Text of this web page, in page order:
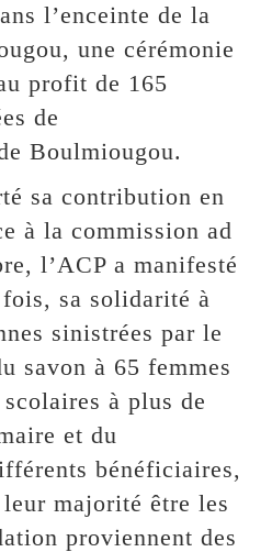
l’enceinte de la
une cérémonie
profit de 165
de
Boulmiougou.
sa contribution en
à la commission ad
l’ACP a manifesté
sa solidarité à
sinistrées par le
savon à 65 femmes
à plus de
et du
bénéficiaires,
majorité être les
proviennent des